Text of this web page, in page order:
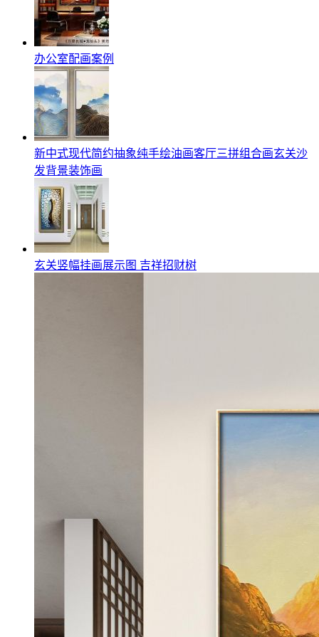
办公室配画案例
新中式现代简约抽象纯手绘油画客厅三拼组合画玄关沙
发背景装饰画
玄关竖幅挂画展示图 吉祥招财树